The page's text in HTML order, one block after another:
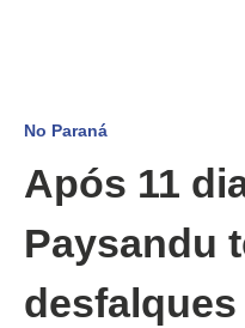
No Paraná
Após 11
Paysandu